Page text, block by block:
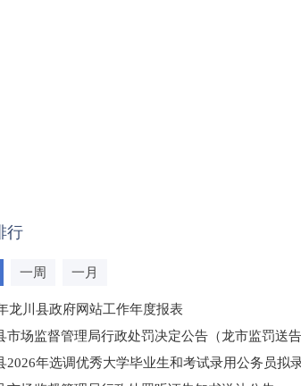
行
一周 一月
龙川县政府网站工作年度报表
市场监督管理局行政处罚决定公告（龙市监罚送告
2026年选调优秀大学毕业生和考试录用公务员拟